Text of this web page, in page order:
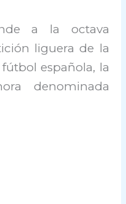
a la octava
liguera de la
española, la
denominada